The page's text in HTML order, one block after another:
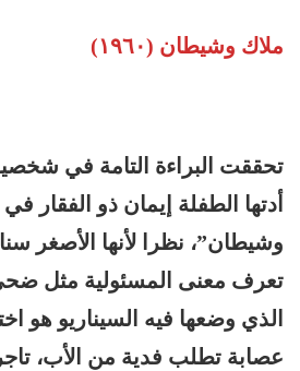
ملاك وشيطان (١٩٦٠)
تحققت البراءة التامة في
أدتها الطفلة إيمان ذو الفقار
وشيطان”، نظرا لأنها الأصغر
تعرف معنى المسئولية مثل
الذي وضعها فيه السيناريو هو
عصابة تطلب فدية من الأب،